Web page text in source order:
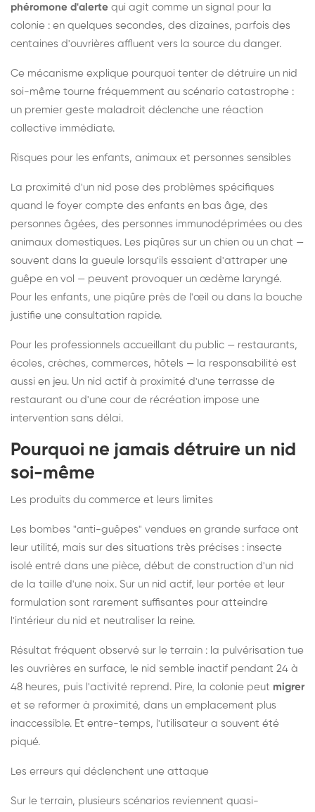
phéromone d'alerte qui agit comme un signal pour la
colonie : en quelques secondes, des dizaines, parfois des
centaines d'ouvrières affluent vers la source du danger.
Ce mécanisme explique pourquoi tenter de détruire un nid
soi-même tourne fréquemment au scénario catastrophe :
un premier geste maladroit déclenche une réaction
collective immédiate.
Risques pour les enfants, animaux et personnes sensibles
La proximité d'un nid pose des problèmes spécifiques
quand le foyer compte des enfants en bas âge, des
personnes âgées, des personnes immunodéprimées ou des
animaux domestiques. Les piqûres sur un chien ou un chat —
souvent dans la gueule lorsqu'ils essaient d'attraper une
guêpe en vol — peuvent provoquer un œdème laryngé.
Pour les enfants, une piqûre près de l'œil ou dans la bouche
justifie une consultation rapide.
Pour les professionnels accueillant du public — restaurants,
écoles, crèches, commerces, hôtels — la responsabilité est
aussi en jeu. Un nid actif à proximité d'une terrasse de
restaurant ou d'une cour de récréation impose une
intervention sans délai.
Pourquoi ne jamais détruire un nid
soi-même
Les produits du commerce et leurs limites
Les bombes "anti-guêpes" vendues en grande surface ont
leur utilité, mais sur des situations très précises : insecte
isolé entré dans une pièce, début de construction d'un nid
de la taille d'une noix. Sur un nid actif, leur portée et leur
formulation sont rarement suffisantes pour atteindre
l'intérieur du nid et neutraliser la reine.
Résultat fréquent observé sur le terrain : la pulvérisation tue
les ouvrières en surface, le nid semble inactif pendant 24 à
48 heures, puis l'activité reprend. Pire, la colonie peut migrer
et se reformer à proximité, dans un emplacement plus
inaccessible. Et entre-temps, l'utilisateur a souvent été
piqué.
Les erreurs qui déclenchent une attaque
Sur le terrain, plusieurs scénarios reviennent quasi-